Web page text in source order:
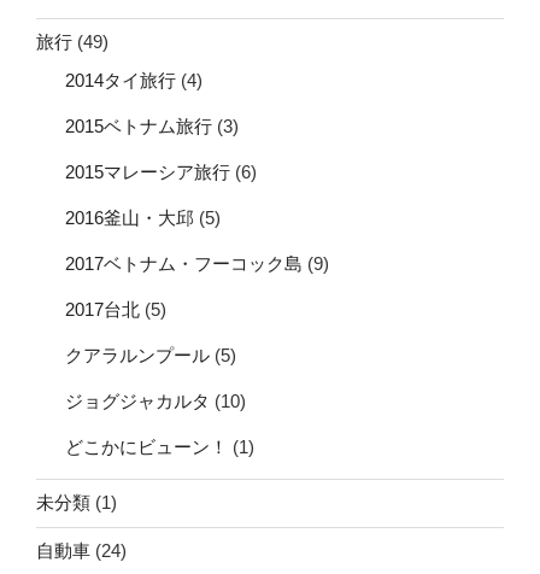
旅行 (49)
2014タイ旅行 (4)
2015ベトナム旅行 (3)
2015マレーシア旅行 (6)
2016釜山・大邱 (5)
2017ベトナム・フーコック島 (9)
2017台北 (5)
クアラルンプール (5)
ジョグジャカルタ (10)
どこかにビューン！ (1)
未分類 (1)
自動車 (24)